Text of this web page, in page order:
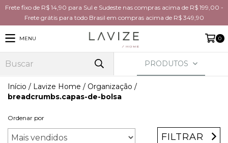
Frete fixo de R$ 14,90 para Sul e Sudeste nas compras acima de R$ 199,00 -
Frete grátis para todo Brasil em compras acima de R$ 349,90
MENU 0
PRODUTOS
Início / Lavize Home / Organização /
breadcrumbs.capas-de-bolsa
Ordenar por
FILTRAR